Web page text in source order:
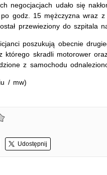
negocjacjach udało się
godz. 15 mężczyzna wraz
przewieziony do szpitala
poszukują obecnie
którego skradli motorower
z samochodu
/ mw)
Udostępnij